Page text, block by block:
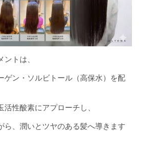
トは、
ゲン・ソルビトール（高保水）を配
活性酸素にアプローチし、
ら、潤いとツヤのある髪へ導きます